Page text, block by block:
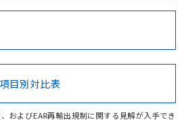
Cd Cr(VI)
目別対比表
およびEAR再輸出規制に関する見解が入手でき